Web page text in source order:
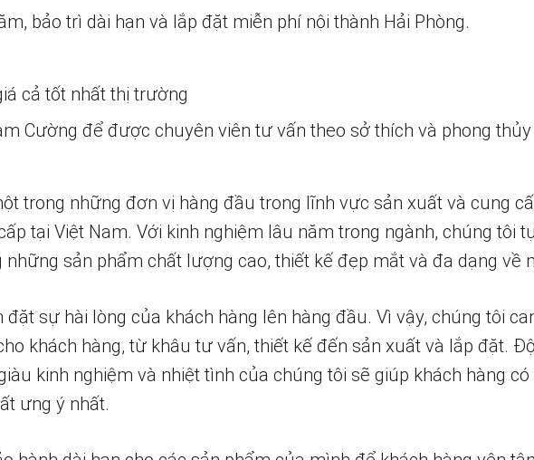
bảo trì dài hạn và lắp đặt miễn phí nội thành Hải Phòng.
cả tốt nhất thị trường
Cường để được chuyên viên tư vấn theo sở thích và phong
trong những đơn vị hàng đầu trong lĩnh vực sản xuất và cung
tại Việt Nam. Với kinh nghiệm lâu năm trong ngành, chúng tôi
những sản phẩm chất lượng cao, thiết kế đẹp mắt và đa dạng về
đặt sự hài lòng của khách hàng lên hàng đầu. Vì vậy, chúng tôi
khách hàng, từ khâu tư vấn, thiết kế đến sản xuất và lắp đặt.
kinh nghiệm và nhiệt tình của chúng tôi sẽ giúp khách hàng
ưng ý nhất.